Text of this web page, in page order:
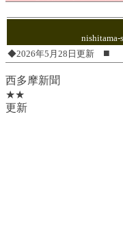
◆2026年5月28日更新 ■
西多摩新聞
★★
更新